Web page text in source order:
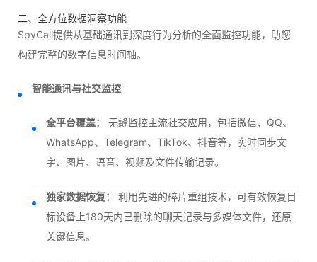
二、全方位数据洞察功能
SpyCall提供从基础通讯到深度行为分析的全面监控功能，助您
构建完整的数字信息时间轴。
智能通讯与社交监控
全平台覆盖：
无缝监控主流社交应用，包括微信、QQ、
WhatsApp、Telegram、TikTok、抖音等，实时同步文
字、图片、语音、视频及文件传输记录。
独家数据恢复：
利用先进的碎片重组技术，可有效恢复目
标设备上180天内已删除的聊天记录与多媒体文件，还原
关键信息。